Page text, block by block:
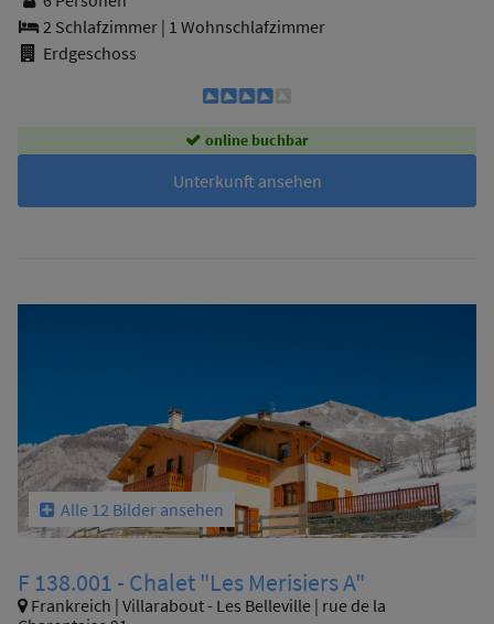
2 Schlafzimmer | 1 Wohnschlafzimmer
Erdgeschoss
online buchbar
Unterkunft ansehen
Alle 12 Bilder ansehen
F 138.001 - Chalet "Les Merisiers A"
Frankreich | Villarabout - Les Belleville | rue de la